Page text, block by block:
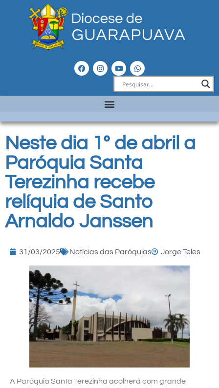
Neste dia 1º de abril a
Paróquia Santa
Terezinha recebe
relíquia de Santo
Arnaldo Janssen
31/03/2025 Notícias das Paróquias Jorge Teles
A Paróquia Santa Terezinha acolherá com grande